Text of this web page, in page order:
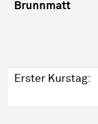
Brunnmatt
Erster Kurstag: